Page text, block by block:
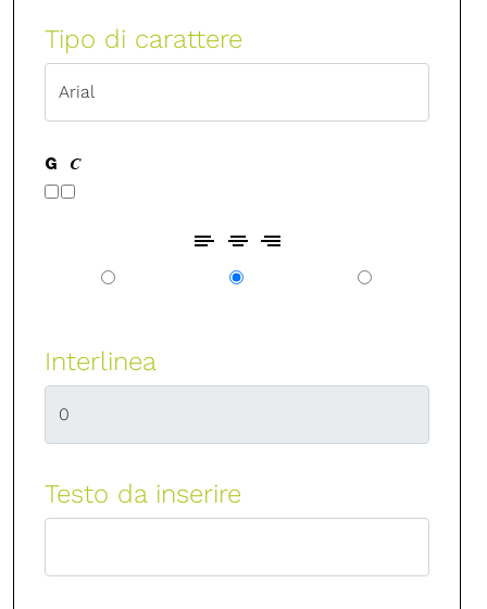
Tipo di carattere
Interlinea
Testo da inserire